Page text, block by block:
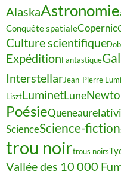
AlaskaAstronomie
Conquête spatialeCopernic
Culture scientifique
ExpéditionFantastique
InterstellarJean-Pierre
LisztLuminetLune
PoésieQueneau
ScienceScience-fiction
trou noirtrous noirs
Vallée des 10 000